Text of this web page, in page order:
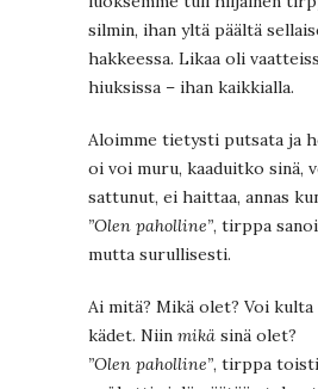
silmin, ihan yltä päältä
hakkeessa. Likaa oli
hiuksissa – ihan kaikkialla.
Aloimme tietysti putsata ja
oi voi muru, kaaduitko sinä,
sattunut, ei haittaa, annas
”Olen paholline”, tirppa
mutta surullisesti.
Ai mitä? Mikä olet? Voi
kädet. Niin mikä sinä olet?
”Olen paholline”, tirppa toisti